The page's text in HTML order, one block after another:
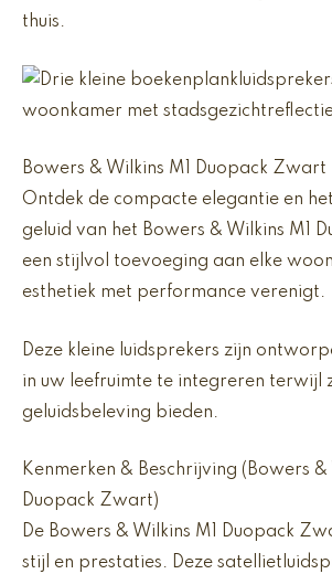
thuis.
Bowers & Wilkins M1 Duopack Zwart
Ontdek de compacte elegantie en
geluid van het Bowers & Wilkins M1
een stijlvol toevoeging aan elke
esthetiek met performance verenigt.
Deze kleine luidsprekers zijn
in uw leefruimte te integreren terwijl
geluidsbeleving bieden.
Kenmerken & Beschrijving (Bowers &
Duopack Zwart)
De Bowers & Wilkins M1 Duopack
stijl en prestaties. Deze